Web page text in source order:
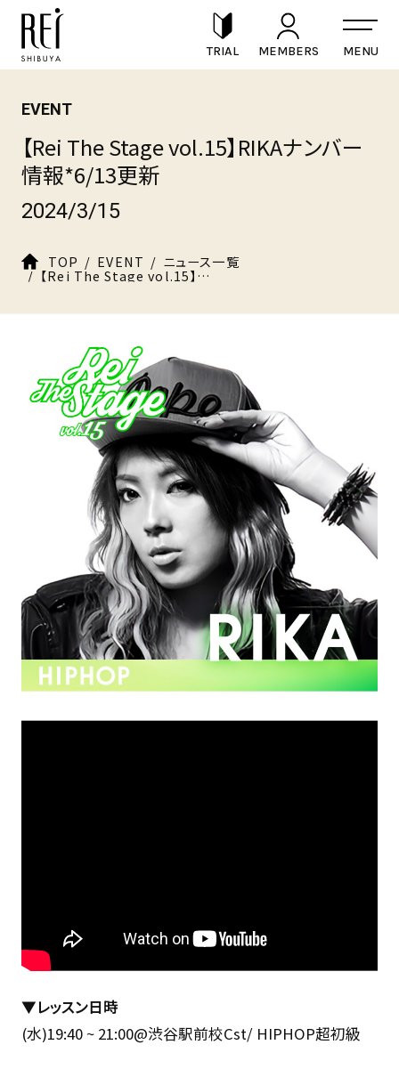
TRIAL MEMBERS
EVENT
【Rei The Stage vol.15】RIKAナンバー
情報*6/13更新
2024/3/15
TOP EVENT ニュース一覧
【Rei The Stage vol.15】RIKAナンバー情報*6/13更新
▼レッスン日時
(水)19:40 ~ 21:00@渋谷駅前校Cst/ HIPHOP超初級